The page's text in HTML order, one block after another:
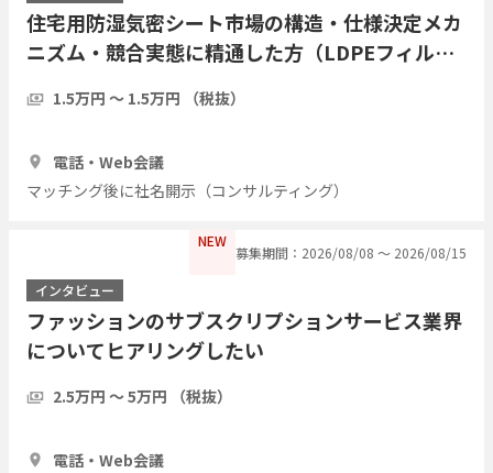
住宅用防湿気密シート市場の構造・仕様決定メカ
ニズム・競合実態に精通した方（LDPEフィル
グしたい
1.5万円 〜 1.5万円 （税抜）
電話・Web会議
マッチング後に社名開示（コンサルティング）
NEW
募集期間：2026/08/08 〜 2026/08/15
インタビュー
ファッションのサブスクリプションサービス業界
についてヒアリングしたい
2.5万円 〜 5万円 （税抜）
電話・Web会議